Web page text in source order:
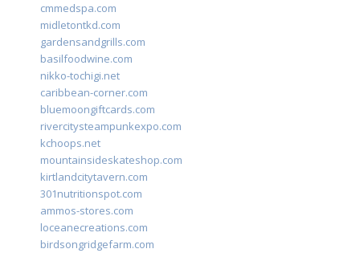
cmmedspa.com
midletontkd.com
gardensandgrills.com
basilfoodwine.com
nikko-tochigi.net
caribbean-corner.com
bluemoongiftcards.com
rivercitysteampunkexpo.com
kchoops.net
mountainsideskateshop.com
kirtlandcitytavern.com
301nutritionspot.com
ammos-stores.com
loceanecreations.com
birdsongridgefarm.com